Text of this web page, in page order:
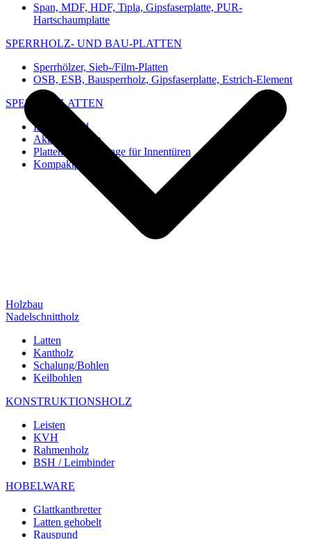
Span, MDF, HDF, Tipla, Gipsfaserplatte, PUR-
Hartschaumplatte
SPERRHOLZ- UND BAU-PLATTEN
Sperrhölzer, Sieb-/Film-Platten
OSB, ESB, Bausperrholz, Gipsfaserplatte, Estrich-Element
SPEZIAL-PLATTEN
Imi-Verbund
Akustik-Platten
Platten und Rohlinge für Innentüren
Kompaktplatten
Holzbau
Nadelschnittholz
Latten
Kantholz
Schalung/Bohlen
Keilbohlen
KONSTRUKTIONSHOLZ
Leisten
KVH
Rahmenholz
BSH / Leimbinder
HOBELWARE
Glattkantbretter
Latten gehobelt
Rauspund